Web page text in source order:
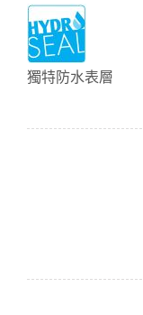
獨特防水表層